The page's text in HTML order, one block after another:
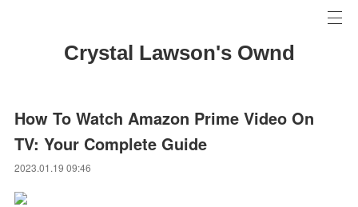
Crystal Lawson's Ownd
How To Watch Amazon Prime Video On
TV: Your Complete Guide
2023.01.19 09:46